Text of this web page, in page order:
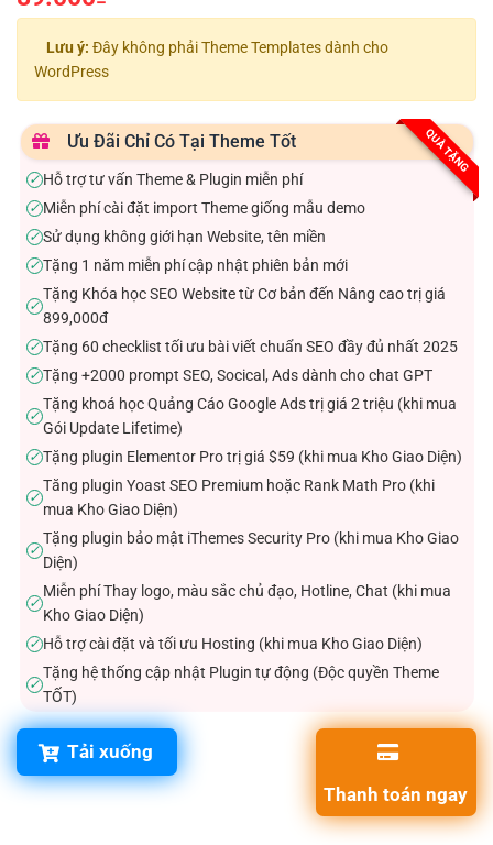
hạng
sao
Lưu ý: Đây không phải Theme Templates dành cho
WordPress
QUÀ TẶNG
Ưu Đãi Chỉ Có Tại Theme Tốt
✓Hỗ trợ tư vấn Theme & Plugin miễn phí
✓Miễn phí cài đặt import Theme giống mẫu demo
✓Sử dụng không giới hạn Website, tên miền
✓Tặng 1 năm miễn phí cập nhật phiên bản mới
✓
Tặng Khóa học SEO Website từ Cơ bản đến Nâng cao trị giá
899,000đ
✓Tặng 60 checklist tối ưu bài viết chuẩn SEO đầy đủ nhất 2025
✓Tặng +2000 prompt SEO, Socical, Ads dành cho chat GPT
✓
Tặng khoá học Quảng Cáo Google Ads trị giá 2 triệu (khi mua
Gói Update Lifetime)
✓Tặng plugin Elementor Pro trị giá $59 (khi mua Kho Giao Diện)
✓
Tăng plugin Yoast SEO Premium hoặc Rank Math Pro (khi
mua Kho Giao Diện)
✓
Tặng plugin bảo mật iThemes Security Pro (khi mua Kho Giao
Diện)
✓
Miễn phí Thay logo, màu sắc chủ đạo, Hotline, Chat (khi mua
Kho Giao Diện)
✓Hỗ trợ cài đặt và tối ưu Hosting (khi mua Kho Giao Diện)
✓
Tặng hệ thống cập nhật Plugin tự động (Độc quyền Theme
TỐT)
Tải xuống
Thanh toán ngay